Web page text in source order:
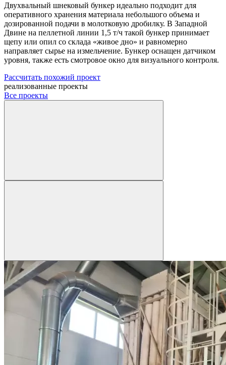
Двухвальный шнековый бункер идеально подходит для
оперативного хранения материала небольшого объема и
дозированной подачи в молотковую дробилку. В Западной
Двине на пеллетной линии 1,5 т/ч такой бункер принимает
щепу или опил со склада «живое дно» и равномерно
направляет сырье на измельчение. Бункер оснащен датчиком
уровня, также есть смотровое окно для визуального контроля.
Рассчитать похожий проект
реализованные проекты
Все проекты